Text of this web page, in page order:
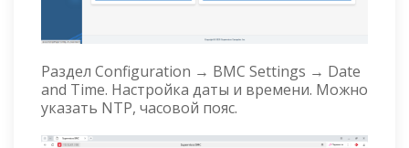
Раздел Configuration → BMC Settings → Date
and Time. Настройка даты и времени. Можно
указать NTP, часовой пояс.